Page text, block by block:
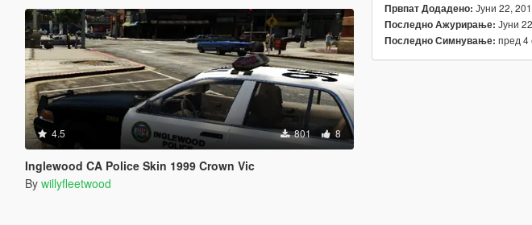
4.5 801 8
Inglewood CA Police Skin 1999 Crown Vic
By willyfleetwood
Првпат Додадено: Јуни 22,
Последно Ажурирање: Јуни
Последно Симнување: пред 4